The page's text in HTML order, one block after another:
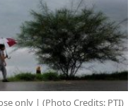
only | (Photo Credits: PTI)